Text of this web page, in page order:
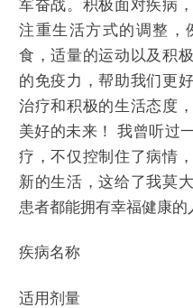
军奋战。积极面对疾病
注重生活方式的调整，
食，适量的运动以及积
的免疫力，帮助我们更
治疗和积极的生活态度
美好的未来！ 我曾听过
疗，不仅控制住了病情
新的生活，这给了我莫
患者都能拥有幸福健康的
疾病名称
适用剂量